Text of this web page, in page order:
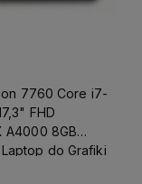
7760 Core i7-
FHD
A4000 8GB
Laptop do Grafiki